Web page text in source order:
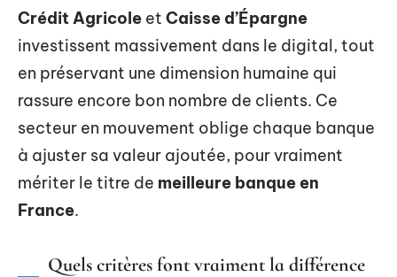
Crédit Agricole et Caisse d’Épargne
investissent massivement dans le digital, tout
en préservant une dimension humaine qui
rassure encore bon nombre de clients. Ce
secteur en mouvement oblige chaque banque
à ajuster sa valeur ajoutée, pour vraiment
mériter le titre de meilleure banque en
France.
Quels critères font vraiment la différence